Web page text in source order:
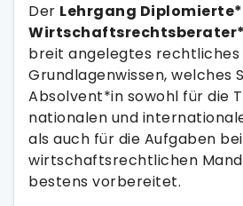
Der Lehrgang
breit angelegtes rechtliches
Grundlagenwissen, welches
Absolvent*in sowohl für die
nationalen und
als auch für die Aufgaben bei
wirtschaftsrechtlichen
bestens vorbereitet.